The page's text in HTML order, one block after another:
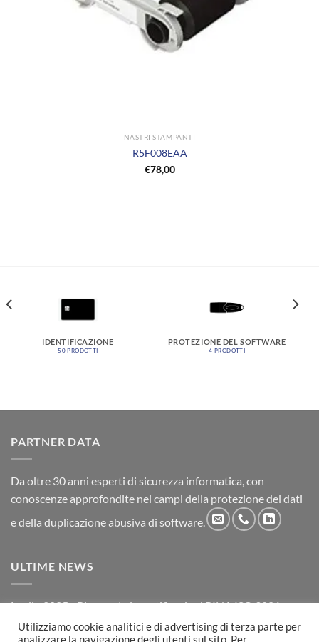
NASTRI STAMPANTI
R5F008EAA
€78,00
IDENTIFICAZIONE
50 PRODOTTI
PROTEZIONE DEL SOFTWARE
4 PRODOTTI
PARTNER DATA
Da oltre 30 anni esperti di sicurezza informatica, con
conoscenze approfondite nei campi della protezione dei dati
e della duplicazione abusiva di software.
ULTIME NEWS
Luglio 2025 - Rinnovate le certificazioni RINA ISO 9001 e
ISO/IEC 27001
Utilizziamo cookie analitici e di advertising di terza parte per
analizzare la navigazione degli utenti sul sito. Per